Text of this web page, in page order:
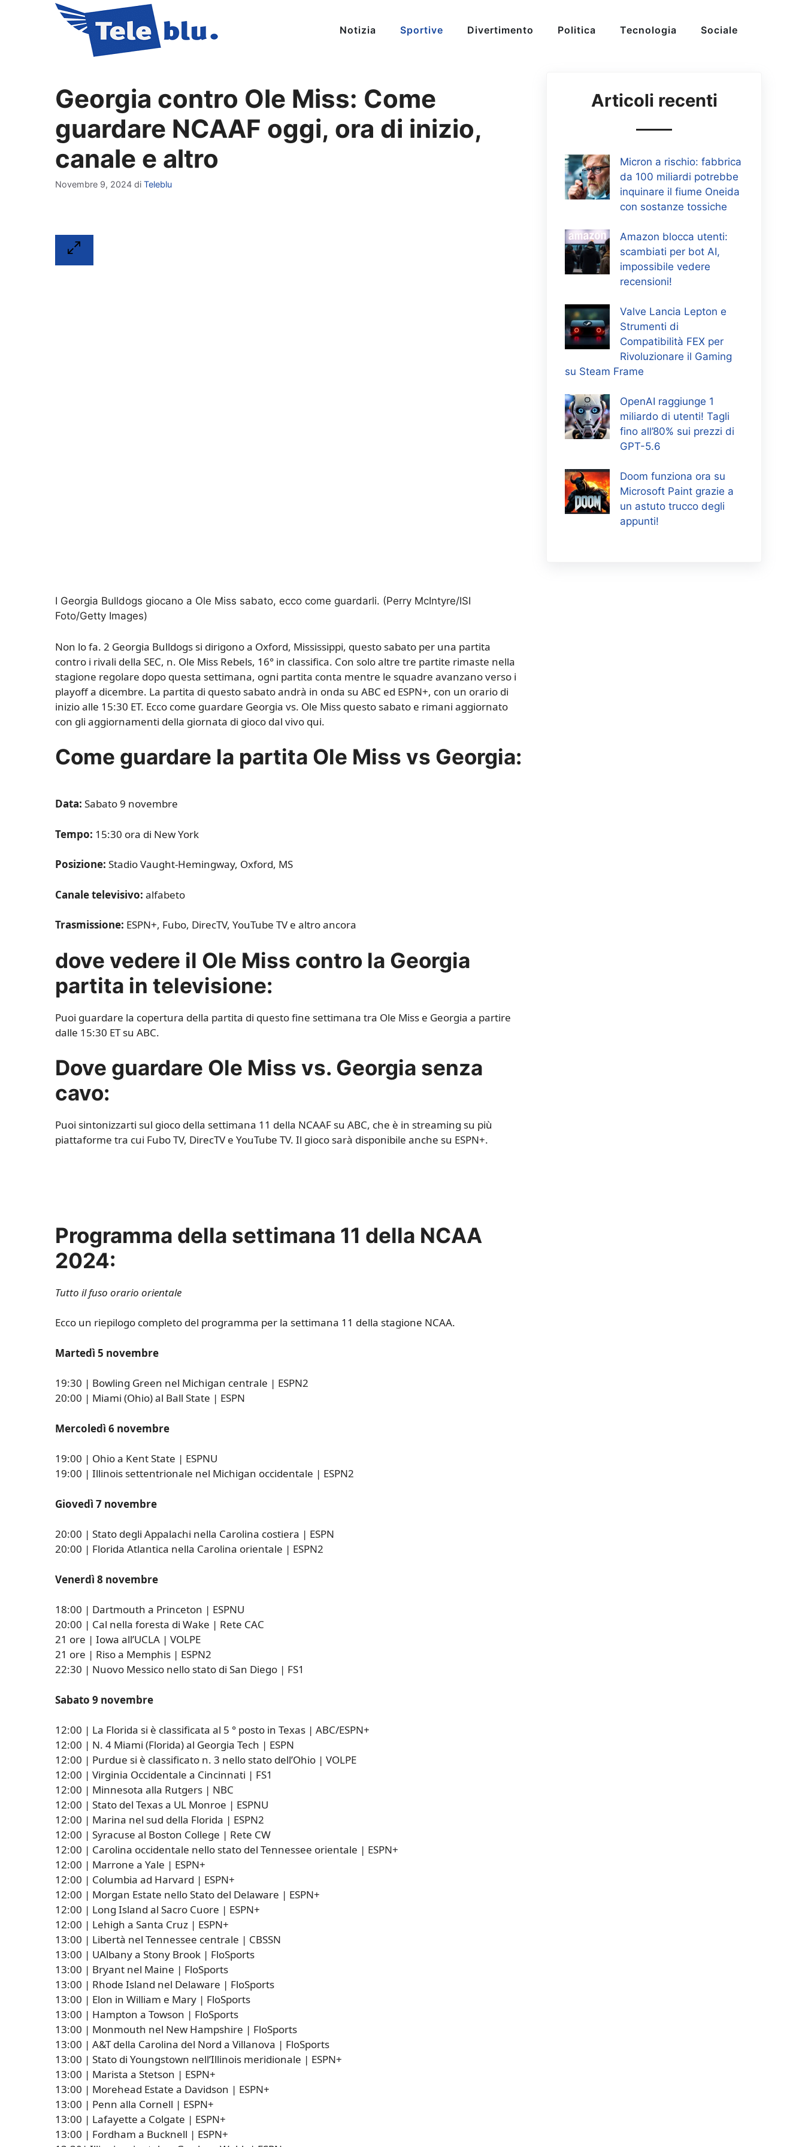
Notizia Sportive Divertimento Politica Tecnologia Sociale
Georgia contro Ole Miss: Come
guardare NCAAF oggi, ora di inizio,
canale e altro
Novembre 9, 2024 di Teleblu
I Georgia Bulldogs giocano a Ole Miss sabato, ecco come guardarli. (Perry McIntyre/ISI
Foto/Getty Images)
Non lo fa. 2 Georgia Bulldogs si dirigono a Oxford, Mississippi, questo sabato per una partita
contro i rivali della SEC, n. Ole Miss Rebels, 16° in classifica. Con solo altre tre partite rimaste nella
stagione regolare dopo questa settimana, ogni partita conta mentre le squadre avanzano verso i
playoff a dicembre. La partita di questo sabato andrà in onda su ABC ed ESPN+, con un orario di
inizio alle 15:30 ET. Ecco come guardare Georgia vs. Ole Miss questo sabato e rimani aggiornato
con gli aggiornamenti della giornata di gioco dal vivo qui.
Come guardare la partita Ole Miss vs Georgia:
Data: Sabato 9 novembre
Tempo: 15:30 ora di New York
Posizione: Stadio Vaught-Hemingway, Oxford, MS
Canale televisivo: alfabeto
Trasmissione: ESPN+, Fubo, DirecTV, YouTube TV e altro ancora
dove vedere il Ole Miss contro la Georgia
partita in televisione:
Puoi guardare la copertura della partita di questo fine settimana tra Ole Miss e Georgia a partire
dalle 15:30 ET su ABC.
Dove guardare Ole Miss vs. Georgia senza
cavo:
Puoi sintonizzarti sul gioco della settimana 11 della NCAAF su ABC, che è in streaming su più
piattaforme tra cui Fubo TV, DirecTV e YouTube TV. Il gioco sarà disponibile anche su ESPN+.
Programma della settimana 11 della NCAA
2024:
Tutto il fuso orario orientale
Ecco un riepilogo completo del programma per la settimana 11 della stagione NCAA.
Martedì 5 novembre
19:30 | Bowling Green nel Michigan centrale | ESPN2
20:00 | Miami (Ohio) al Ball State | ESPN
Mercoledì 6 novembre
19:00 | Ohio a Kent State | ESPNU
19:00 | Illinois settentrionale nel Michigan occidentale | ESPN2
Giovedì 7 novembre
20:00 | Stato degli Appalachi nella Carolina costiera | ESPN
20:00 | Florida Atlantica nella Carolina orientale | ESPN2
Venerdì 8 novembre
18:00 | Dartmouth a Princeton | ESPNU
20:00 | Cal nella foresta di Wake | Rete CAC
21 ore | Iowa all’UCLA | VOLPE
21 ore | Riso a Memphis | ESPN2
22:30 | Nuovo Messico nello stato di San Diego | FS1
Sabato 9 novembre
12:00 | La Florida si è classificata al 5 ° posto in Texas | ABC/ESPN+
12:00 | N. 4 Miami (Florida) al Georgia Tech | ESPN
12:00 | Purdue si è classificato n. 3 nello stato dell’Ohio | VOLPE
12:00 | Virginia Occidentale a Cincinnati | FS1
12:00 | Minnesota alla Rutgers | NBC
12:00 | Stato del Texas a UL Monroe | ESPNU
12:00 | Marina nel sud della Florida | ESPN2
12:00 | Syracuse al Boston College | Rete CW
12:00 | Carolina occidentale nello stato del Tennessee orientale | ESPN+
12:00 | Marrone a Yale | ESPN+
12:00 | Columbia ad Harvard | ESPN+
12:00 | Morgan Estate nello Stato del Delaware | ESPN+
12:00 | Long Island al Sacro Cuore | ESPN+
12:00 | Lehigh a Santa Cruz | ESPN+
13:00 | Libertà nel Tennessee centrale | CBSSN
13:00 | UAlbany a Stony Brook | FloSports
13:00 | Bryant nel Maine | FloSports
13:00 | Rhode Island nel Delaware | FloSports
13:00 | Elon in William e Mary | FloSports
13:00 | Hampton a Towson | FloSports
13:00 | Monmouth nel New Hampshire | FloSports
13:00 | A&T della Carolina del Nord a Villanova | FloSports
13:00 | Stato di Youngstown nell’Illinois meridionale | ESPN+
13:00 | Marista a Stetson | ESPN+
13:00 | Morehead Estate a Davidson | ESPN+
13:00 | Penn alla Cornell | ESPN+
13:00 | Lafayette a Colgate | ESPN+
13:00 | Fordham a Bucknell | ESPN+
Articoli recenti
Micron a rischio: fabbrica
da 100 miliardi potrebbe
inquinare il fiume Oneida
con sostanze tossiche
Amazon blocca utenti:
scambiati per bot AI,
impossibile vedere
recensioni!
Valve Lancia Lepton e
Strumenti di
Compatibilità FEX per
Rivoluzionare il Gaming
su Steam Frame
OpenAI raggiunge 1
miliardo di utenti! Tagli
fino all’80% sui prezzi di
GPT-5.6
Doom funziona ora su
Microsoft Paint grazie a
un astuto trucco degli
appunti!